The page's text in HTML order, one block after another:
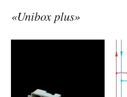
«Unibox plus»